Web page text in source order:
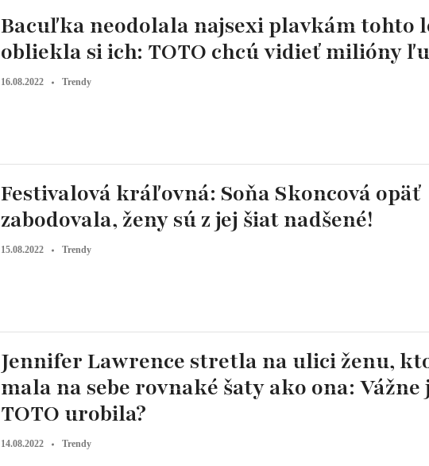
Bacuľka neodolala najsexi plavkám tohto
obliekla si ich: TOTO chcú vidieť milióny
16.08.2022 Trendy
Festivalová kráľovná: Soňa Skoncová opäť
zabodovala, ženy sú z jej šiat nadšené!
15.08.2022 Trendy
Jennifer Lawrence stretla na ulici ženu,
mala na sebe rovnaké šaty ako ona: Vážne
TOTO urobila?
14.08.2022 Trendy